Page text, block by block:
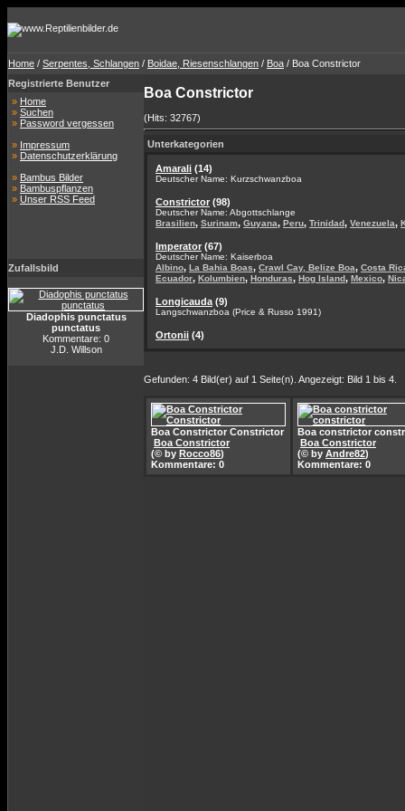
Home / Serpentes, Schlangen / Boidae, Riesenschlangen / Boa / Boa Constrictor
Registrierte Benutzer
» Home
» Suchen
» Password vergessen
» Impressum
» Datenschutzerklärung
» Bambus Bilder
» Bambuspflanzen
» Unser RSS Feed
Zufallsbild
Diadophis punctatus
punctatus
Kommentare: 0
J.D. Willson
Boa Constrictor
(Hits: 32767)
Unterkategorien
Amarali (14)
Deutscher Name: Kurzschwanzboa
Constrictor (98)
Deutscher Name: Abgottschlange
Brasilien, Surinam, Guyana, Peru, Trinidad, Venezuela,
Imperator (67)
Deutscher Name: Kaiserboa
Albino, La Bahia Boas, Crawl Cay, Belize Boa, Costa
Ecuador, Kolumbien, Honduras, Hog Island, Mexico,
Longicauda (9)
Langschwanzboa (Price & Russo 1991)
Ortonii (4)
Gefunden: 4 Bild(er) auf 1 Seite(n). Angezeigt: Bild 1 bis 4.
Boa Constrictor Constrictor
Boa Constrictor
(© by Rocco86)
Kommentare: 0
Boa constrictor
Boa Constrictor
(© by Andre82)
Kommentare: 0